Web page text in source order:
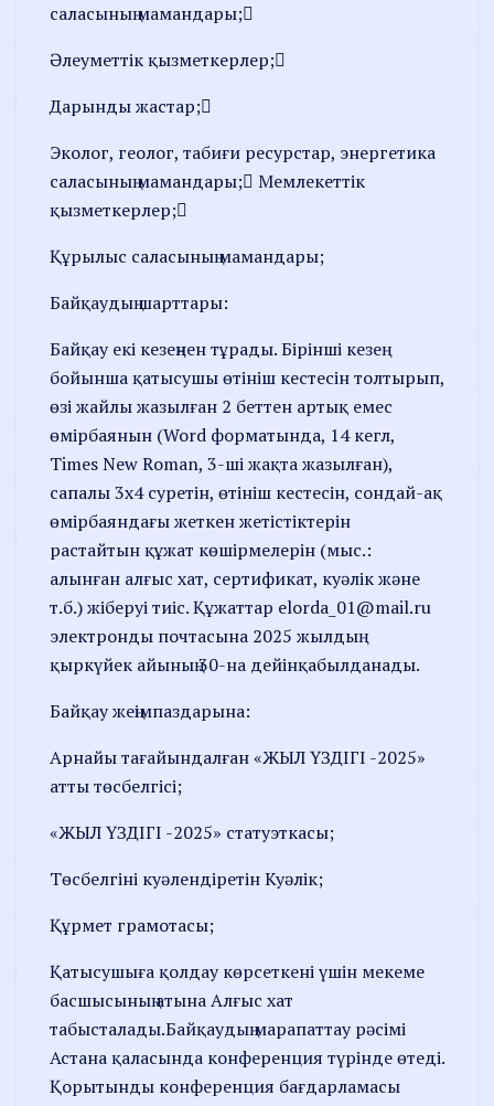
саласының мамандары;
Әлеуметтік қызметкерлер;
Дарынды жастар;
Эколог, геолог, табиғи ресурстар, энергетика
саласының мамандары; Мемлекеттік
қызметкерлер;
Құрылыс саласының мамандары;
Байқаудың шарттары:
Байқау екі кезеңнен тұрады. Бірінші кезең
бойынша қатысушы өтініш кестесін толтырып,
өзі жайлы жазылған 2 беттен артық емес
өмірбаянын (Word форматында, 14 кегл,
Times New Roman, 3-ші жақта жазылған),
сапалы 3х4 суретін, өтініш кестесін, сондай-ақ
өмірбаяндағы жеткен жетістіктерін
растайтын құжат көшірмелерін (мыс.:
алынған алғыс хат, сертификат, куәлік және
т.б.) жіберуі тиіс. Құжаттар elorda_01@mail.ru
электронды почтасына 2025 жылдың
қыркүйек айының 30-на дейінқабылданады.
Байқау жеңімпаздарына:
Арнайы тағайындалған «ЖЫЛ ҮЗДІГІ -2025»
атты төсбелгісі;
«ЖЫЛ ҮЗДІГІ -2025» статуэткасы;
Төсбелгіні куәлендіретін Куәлік;
Құрмет грамотасы;
Қатысушыға қолдау көрсеткені үшін мекеме
басшысының атына Алғыс хат
табысталады.Байқаудың марапаттау рәсімі
Астана қаласында конференция түрінде өтеді.
Қорытынды конференция бағдарламасы